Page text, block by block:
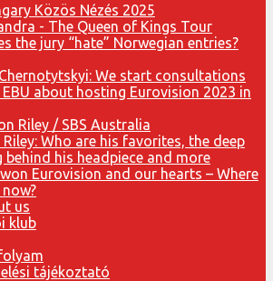
Közös Nézés 2025
the jury “hate” Norwegian entries?
We start consultations
about hosting Eurovision 2023 in
Riley: Who are his favorites, the deep
behind his headpiece and more
Eurovision and our hearts – Where
us
klub
tájékoztató